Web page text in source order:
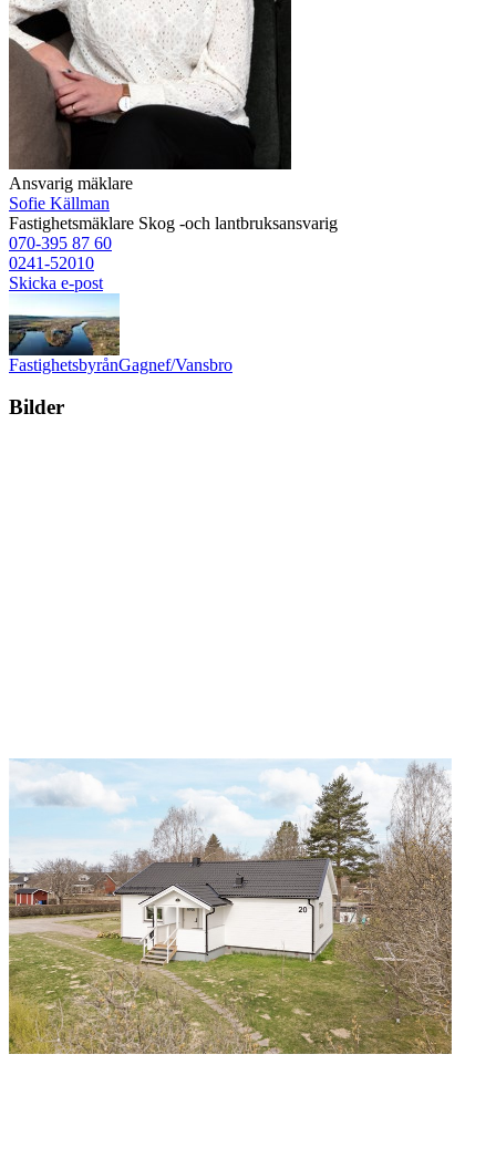
Ansvarig mäklare
Sofie Källman
Fastighetsmäklare Skog -och lantbruksansvarig
070-395 87 60
0241-52010
Skicka e-post
FastighetsbyrånGagnef/Vansbro
Bilder